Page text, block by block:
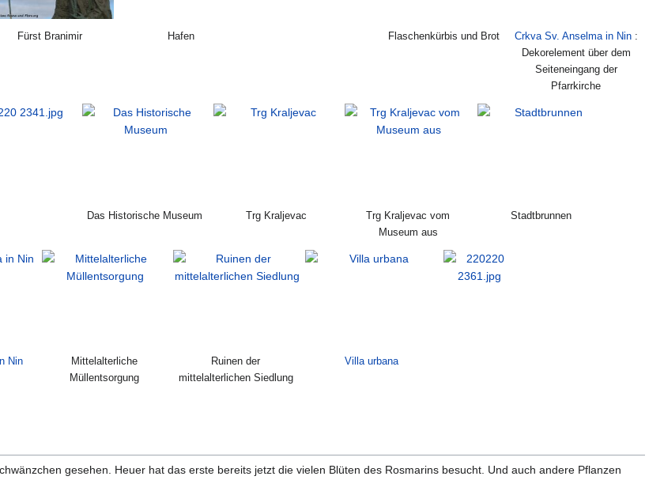
Fürst Branimir Hafen Flaschenkürbis und Brot Crkva Sv. Anselma in Nin:
Dekorelement über dem
Seiteneingang der
Pfarrkirche
Das Historische Museum Trg Kraljevac
Trg Kraljevac vom
Museum aus
Stadtbrunnen
Nin
Mittelalterliche
Müllentsorgung
Ruinen der
mittelalterlichen Siedlung
Villa urbana
gesehen. Heuer hat das erste bereits jetzt die vielen Blüten des Rosmarins besucht. Und auch andere Pflanzen